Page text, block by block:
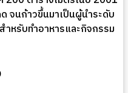
จนก้าวขึ้นมาเป็นผู้นำระดับ
หรับทำอาหารและกิจกรรม